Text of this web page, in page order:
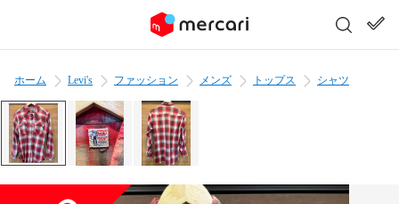
ホーム Levi's ファッション メンズ トップス シャツ